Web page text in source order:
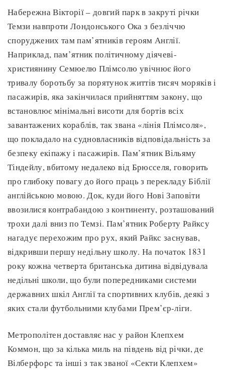
Набережна Вікторії – довгий парк в закруті річки
Темзи навпроти Лондонського Ока з безліччю
споруджених там пам’ятників героям Англії.
Наприклад, пам’ятник політичному діячеві-
християнину Семюелю Плімсолю увічнює його
тривалу боротьбу за порятунок життів тисяч моряків і
пасажирів, яка закінчилася прийняттям закону, що
встановлює мінімальні висоти для бортів всіх
завантажених кораблів, так звана «лінія Плімсоля»,
що покладало на судновласників відповідальність за
безпеку екіпажу і пасажирів. Пам’ятник Вільяму
Тіндейлу, вбитому недалеко від Брюсселя, говорить
про глибоку повагу до його праць з перекладу Біблії
англійською мовою. Док, куди його Нові Заповіти
ввозилися контрабандою з континенту, розташований
трохи далі вниз по Темзі. Пам’ятник Роберту Райксу
нагадує перехожим про рух, який Райкс заснував,
відкривши першу недільну школу. На початок 1831
року кожна четверта британська дитина відвідувала
недільні школи, що були попередниками системи
державних шкіл Англії та спортивних клубів, деякі з
яких стали футбольними клубами Прем’єр-ліги.
Метрополітен доставляє нас у район Клепхем
Коммон, що за кілька миль на південь від річки, де
Вілберфорс та інші з так званої «Секти Клепхем»